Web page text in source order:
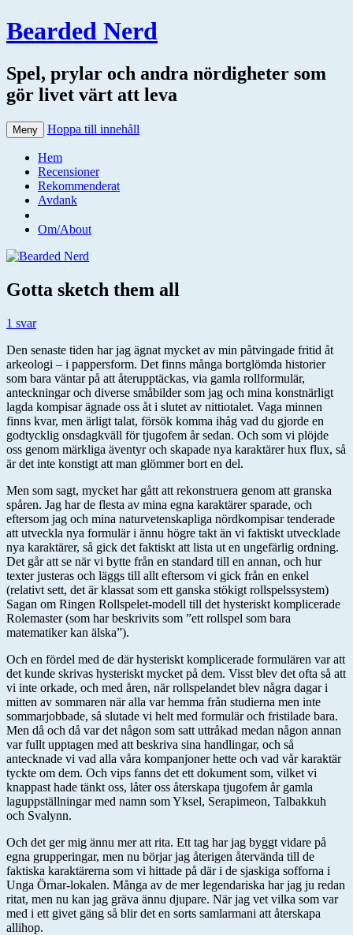
Bearded Nerd
Spel, prylar och andra nördigheter som
gör livet värt att leva
Meny Hoppa till innehåll
Hem
Recensioner
Rekommenderat
Avdank
Om/About
Gotta sketch them all
1 svar
Den senaste tiden har jag ägnat mycket av min påtvingade fritid åt
arkeologi – i pappersform. Det finns många bortglömda historier
som bara väntar på att återupptäckas, via gamla rollformulär,
anteckningar och diverse småbilder som jag och mina konstnärligt
lagda kompisar ägnade oss åt i slutet av nittiotalet. Vaga minnen
finns kvar, men ärligt talat, försök komma ihåg vad du gjorde en
godtycklig onsdagkväll för tjugofem år sedan. Och som vi plöjde
oss genom märkliga äventyr och skapade nya karaktärer hux flux, så
är det inte konstigt att man glömmer bort en del.
Men som sagt, mycket har gått att rekonstruera genom att granska
spåren. Jag har de flesta av mina egna karaktärer sparade, och
eftersom jag och mina naturvetenskapliga nördkompisar tenderade
att utveckla nya formulär i ännu högre takt än vi faktiskt utvecklade
nya karaktärer, så gick det faktiskt att lista ut en ungefärlig ordning.
Det går att se när vi bytte från en standard till en annan, och hur
texter justeras och läggs till allt eftersom vi gick från en enkel
(relativt sett, det är klassat som ett ganska stökigt rollspelssystem)
Sagan om Ringen Rollspelet-modell till det hysteriskt komplicerade
Rolemaster (som har beskrivits som ”ett rollspel som bara
matematiker kan älska”).
Och en fördel med de där hysteriskt komplicerade formulären var att
det kunde skrivas hysteriskt mycket på dem. Visst blev det ofta så att
vi inte orkade, och med åren, när rollspelandet blev några dagar i
mitten av sommaren när alla var hemma från studierna men inte
sommarjobbade, så slutade vi helt med formulär och fristilade bara.
Men då och då var det någon som satt uttråkad medan någon annan
var fullt upptagen med att beskriva sina handlingar, och så
antecknade vi vad alla våra kompanjoner hette och vad vår karaktär
tyckte om dem. Och vips fanns det ett dokument som, vilket vi
knappast hade tänkt oss, låter oss återskapa tjugofem år gamla
laguppställningar med namn som Yksel, Serapimeon, Talbakkuh
och Svalynn.
Och det ger mig ännu mer att rita. Ett tag har jag byggt vidare på
egna grupperingar, men nu börjar jag återigen återvända till de
faktiska karaktärerna som vi hittade på där i de sjaskiga sofforna i
Unga Örnar-lokalen. Många av de mer legendariska har jag ju redan
ritat, men nu kan jag gräva ännu djupare. När jag vet vilka som var
med i ett givet gäng så blir det en sorts samlarmani att återskapa
allihop.